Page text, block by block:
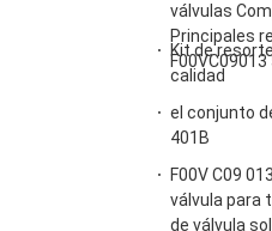
válvulas
Principales
Kit de
calidad
el conjunto
401B
F00V C09
válvula para
de válvula